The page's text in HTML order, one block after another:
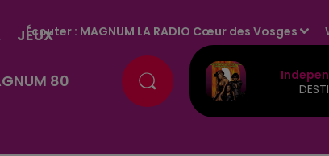
JEUX
80
Écouter : MAGNUM LA RADIO Cœur des Vosges